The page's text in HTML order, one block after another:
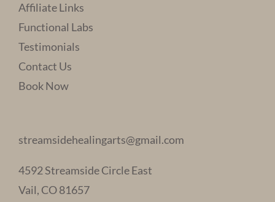
Affiliate Links
Functional Labs
Testimonials
Contact Us
Book Now
streamsidehealingarts@gmail.com
4592 Streamside Circle East
Vail, CO 81657